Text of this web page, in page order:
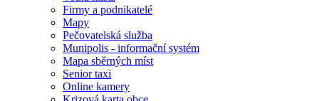
Firmy a podnikatelé
Mapy
Pečovatelská služba
Munipolis - informační systém
Mapa sběrných míst
Senior taxi
Online kamery